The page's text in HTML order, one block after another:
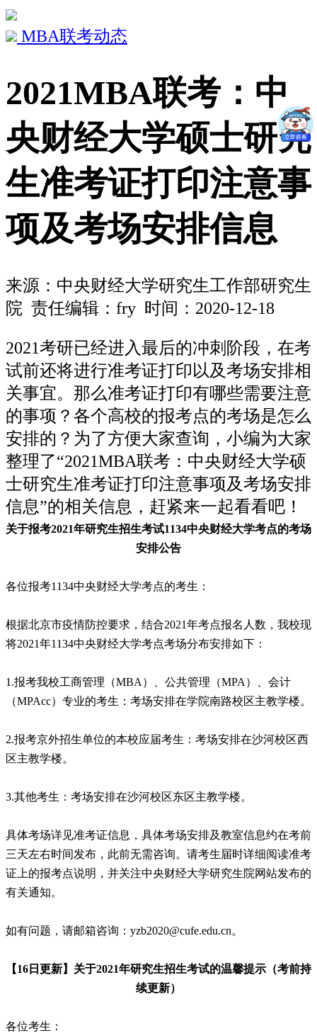
MBA联考动态
2021MBA联考：中
央财经大学硕士研究
生准考证打印注意事
项及考场安排信息
来源： 中央财经大学研究生工作部研究生
院 责任编辑：fry 时间：2020-12-18
2021考研已经进入最后的冲刺阶段，在考
试前还将进行准考证打印以及考场安排相
关事宜。那么准考证打印有哪些需要注意
的事项？各个高校的报考点的考场是怎么
安排的？为了方便大家查询，小编为大家
整理了“2021MBA联考：中央财经大学硕
士研究生准考证打印注意事项及考场安排
信息”的相关信息，赶紧来一起看看吧！
关于报考2021年研究生招生考试1134中央财经大学考点的考场
安排公告
各位报考1134中央财经大学考点的考生：
根据北京市疫情防控要求，结合2021年考点报名人数，我校现
将2021年1134中央财经大学考点考场分布安排如下：
1.报考我校工商管理（MBA）、公共管理（MPA）、会计
（MPAcc）专业的考生：考场安排在学院南路校区主教学楼。
2.报考京外招生单位的本校应届考生：考场安排在沙河校区西
区主教学楼。
3.其他考生：考场安排在沙河校区东区主教学楼。
具体考场详见准考证信息，具体考场安排及教室信息约在考前
三天左右时间发布，此前无需咨询。请考生届时详细阅读准考
证上的报考点说明，并关注中央财经大学研究生院网站发布的
有关通知。
如有问题，请邮箱咨询：yzb2020@cufe.edu.cn。
【16日更新】关于2021年研究生招生考试的温馨提示（考前持
续更新）
各位考生：